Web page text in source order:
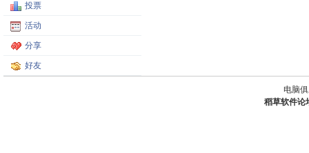
投票
活动
分享
好友
电脑
稻草软件论